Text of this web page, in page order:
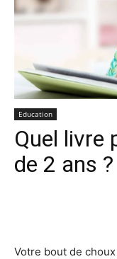
Education
Quel livre
de 2 ans ?
Votre bout de